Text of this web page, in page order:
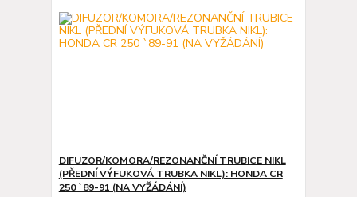
DIFUZOR/KOMORA/REZONANČNÍ TRUBICE NIKL
(PŘEDNÍ VÝFUKOVÁ TRUBKA NIKL): HONDA CR
250 `89-91 (NA VYŽÁDÁNÍ)